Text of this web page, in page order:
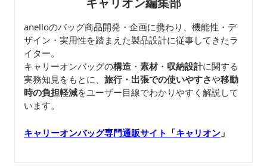
anelloのバッグ商品開発・企画に携わり、機能性・デ
ザイン・実用性を踏まえた製品設計に従事してきたラ
イター。
キャリーオンバッグの構造 ・ 素材・ 収納設計に関する
実務知見をもとに、 旅行・出張での使いやすさや移動
時の負担軽減をユーザー目線でわかりやすく解説して
います。
キャリーオンバッグ専門通販サイト「キャリオン 」